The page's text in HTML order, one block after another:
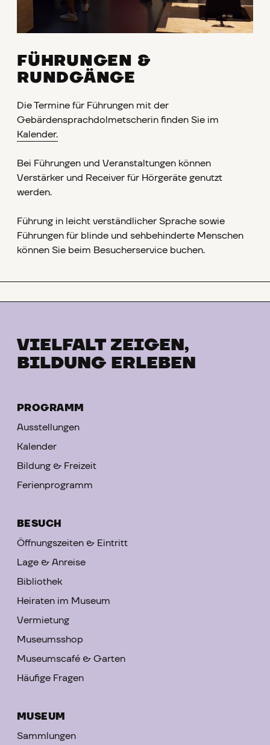
FÜHRUNGEN &
RUNDGÄNGE
Die Termine für Führungen mit der
Gebärdensprachdolmetscherin finden Sie im
Kalender.
Bei Führungen und Veranstaltungen können
Verstärker und Receiver für Hörgeräte genutzt
werden.
Führung in leicht verständlicher Sprache sowie
Führungen für blinde und sehbehinderte Menschen
können Sie beim Besucherservice buchen.
VIELFALT ZEIGEN,
BILDUNG ERLEBEN
PROGRAMM
Ausstellungen
Kalender
Bildung & Freizeit
Ferienprogramm
BESUCH
Öffnungszeiten & Eintritt
Lage & Anreise
Bibliothek
Heiraten im Museum
Vermietung
Museumsshop
Museumscafé & Garten
Häufige Fragen
MUSEUM
Sammlungen